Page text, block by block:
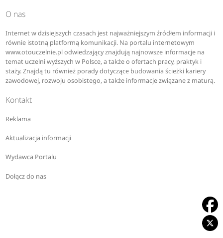
O nas
Internet w dzisiejszych czasach jest najważniejszym źródłem informacji i
równie istotną platformą komunikacji. Na portalu internetowym
www.otouczelnie.pl odwiedzający znajdują najnowsze informacje na
temat uczelni wyższych w Polsce, a także o ofertach pracy, praktyk i
staży. Znajdą tu również porady dotyczące budowania ścieżki kariery
zawodowej, rozwoju osobistego, a także informacje związane z maturą.
Kontakt
Reklama
Aktualizacja informacji
Wydawca Portalu
Dołącz do nas